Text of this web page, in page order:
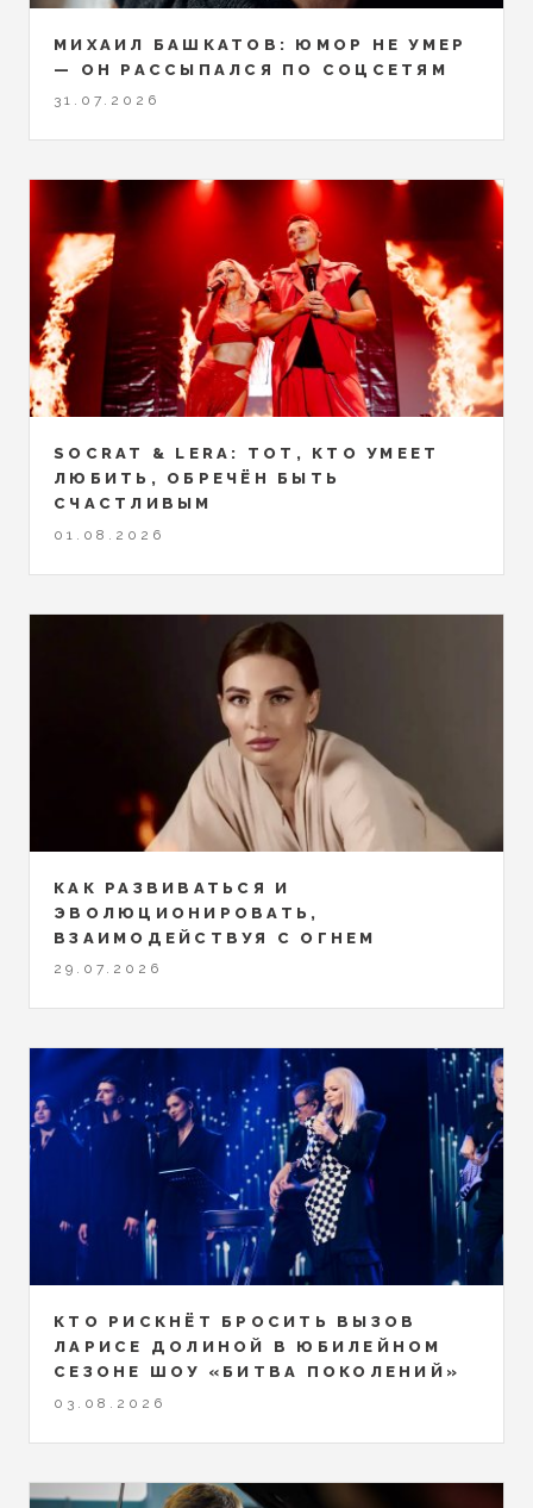
МИХАИЛ БАШКАТОВ: ЮМОР НЕ УМЕР
— ОН РАССЫПАЛСЯ ПО СОЦСЕТЯМ
31.07.2026
SOCRAT & LERA: ТОТ, КТО УМЕЕТ
ЛЮБИТЬ, ОБРЕЧЁН БЫТЬ
СЧАСТЛИВЫМ
01.08.2026
КАК РАЗВИВАТЬСЯ И
ЭВОЛЮЦИОНИРОВАТЬ,
ВЗАИМОДЕЙСТВУЯ С ОГНЕМ
29.07.2026
КТО РИСКНЁТ БРОСИТЬ ВЫЗОВ
ЛАРИСЕ ДОЛИНОЙ В ЮБИЛЕЙНОМ
СЕЗОНЕ ШОУ «БИТВА ПОКОЛЕНИЙ»
03.08.2026